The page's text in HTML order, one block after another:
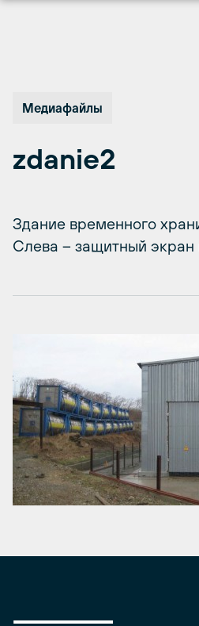
Медиафайлы
zdanie2
Здание временного
Слева – защитный экран